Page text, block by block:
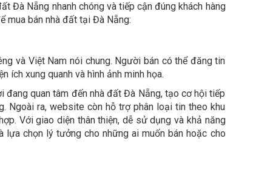
Đà Nẵng nhanh chóng và tiếp cận đúng khách hàng
mua bán nhà đất tại Đà Nẵng:
và Việt Nam nói chung. Người bán có thể đăng tin
ích xung quanh và hình ảnh minh họa.
quan tâm đến nhà đất Đà Nẵng, tạo cơ hội tiếp
Ngoài ra, website còn hỗ trợ phân loại tin theo khu
Với giao diện thân thiện, dễ sử dụng và khả năng
chọn lý tưởng cho những ai muốn bán hoặc cho